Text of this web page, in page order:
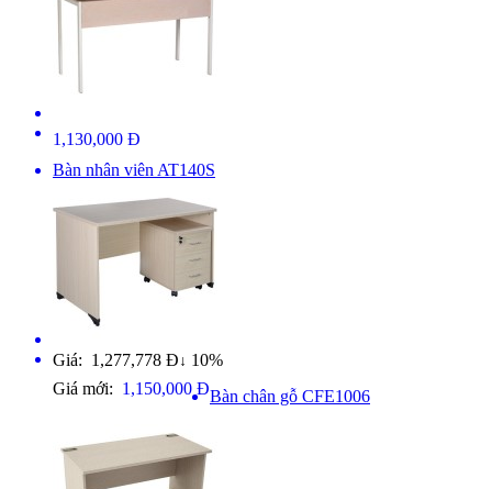
1,130,000 Đ
Bàn nhân viên AT140S
Giá: 1,277,778 Đ ↓ 10%
Giá mới: 1,150,000 ĐBàn chân gỗ CFE1006